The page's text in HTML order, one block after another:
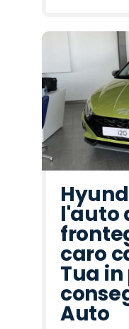
l'auto
caro
Tua
Auto